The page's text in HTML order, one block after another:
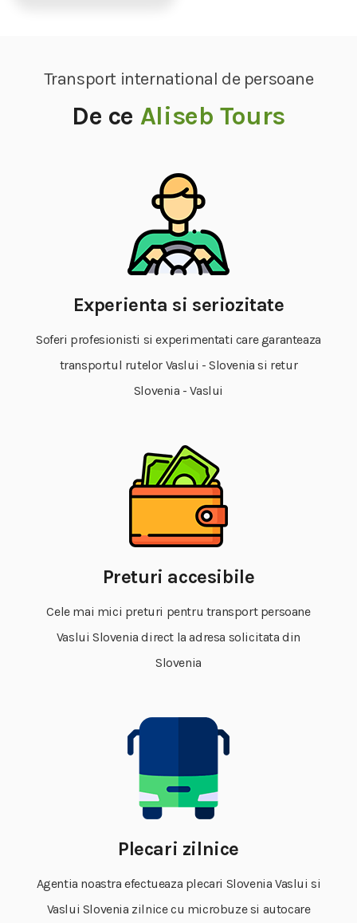
Transport international de persoane
De ce Aliseb Tours
Experienta si seriozitate
Soferi profesionisti si experimentati care garanteaza
transportul rutelor Vaslui - Slovenia si retur
Slovenia - Vaslui
Preturi accesibile
Cele mai mici preturi pentru transport persoane
Vaslui Slovenia direct la adresa solicitata din
Slovenia
Plecari zilnice
Agentia noastra efectueaza plecari Slovenia Vaslui si
Vaslui Slovenia zilnice cu microbuze si autocare